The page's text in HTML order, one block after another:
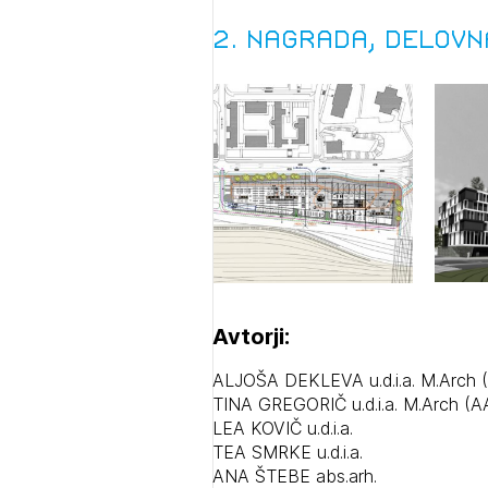
1/
1/
2. nagrada,
Avtorji:
ALJOŠA DEKLEVA u.d.i.a. M.Arch
TINA GREGORIČ u.d.i.a. M.Arch
LEA KOVIČ u.d.i.a.
TEA SMRKE u.d.i.a.
ANA ŠTEBE abs.arh.
1/